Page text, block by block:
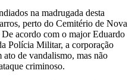
na madrugada desta
perto do Cemitério de Nova
acordo com o major Eduardo
Polícia Militar, a corporação
de vandalismo, mas não
criminoso.